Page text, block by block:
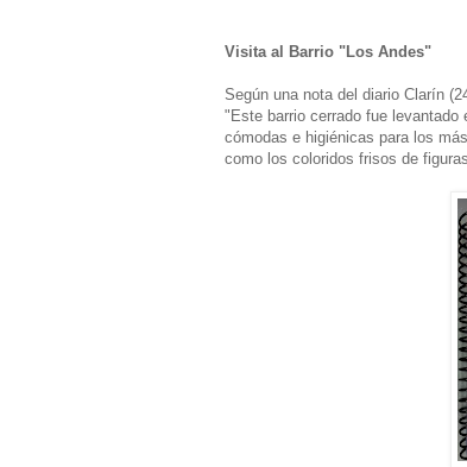
Visita al Barrio "Los Andes"
Según una nota del diario Clarín
"Este barrio cerrado fue
cómodas e higiénicas para los
como los coloridos frisos de